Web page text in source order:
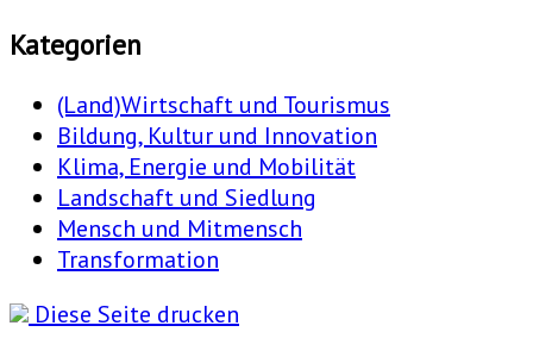
Kategorien
(Land)Wirtschaft und Tourismus
Bildung, Kultur und Innovation
Klima, Energie und Mobilität
Landschaft und Siedlung
Mensch und Mitmensch
Transformation
Diese Seite drucken